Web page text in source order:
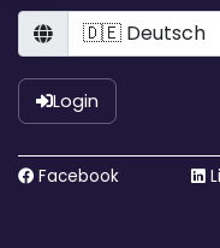
Language
Login
Facebook